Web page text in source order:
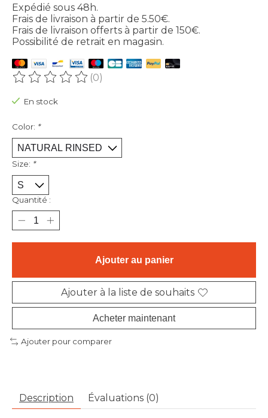
Expédié sous 48h.
Frais de livraison à partir de 5.50€.
Frais de livraison offerts à partir de 150€.
Possibilité de retrait en magasin.
Ce produit est évalué à
(0)
En stock
Color: *
Size: *
Quantité :
Ajouter au panier
Ajouter à la liste de souhaits
Acheter maintenant
Ajouter pour comparer
Description Évaluations (0)